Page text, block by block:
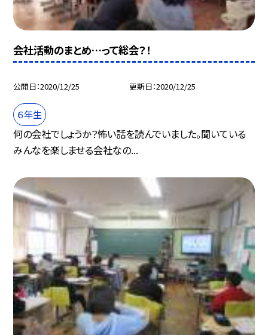
会社活動のまとめ…って総会？！
公開日 2020/12/25 更新日 2020/12/25
６年生
何の会社でしょうか？怖い話を読んでいました。聞いている
みんなを楽しませる会社なの...